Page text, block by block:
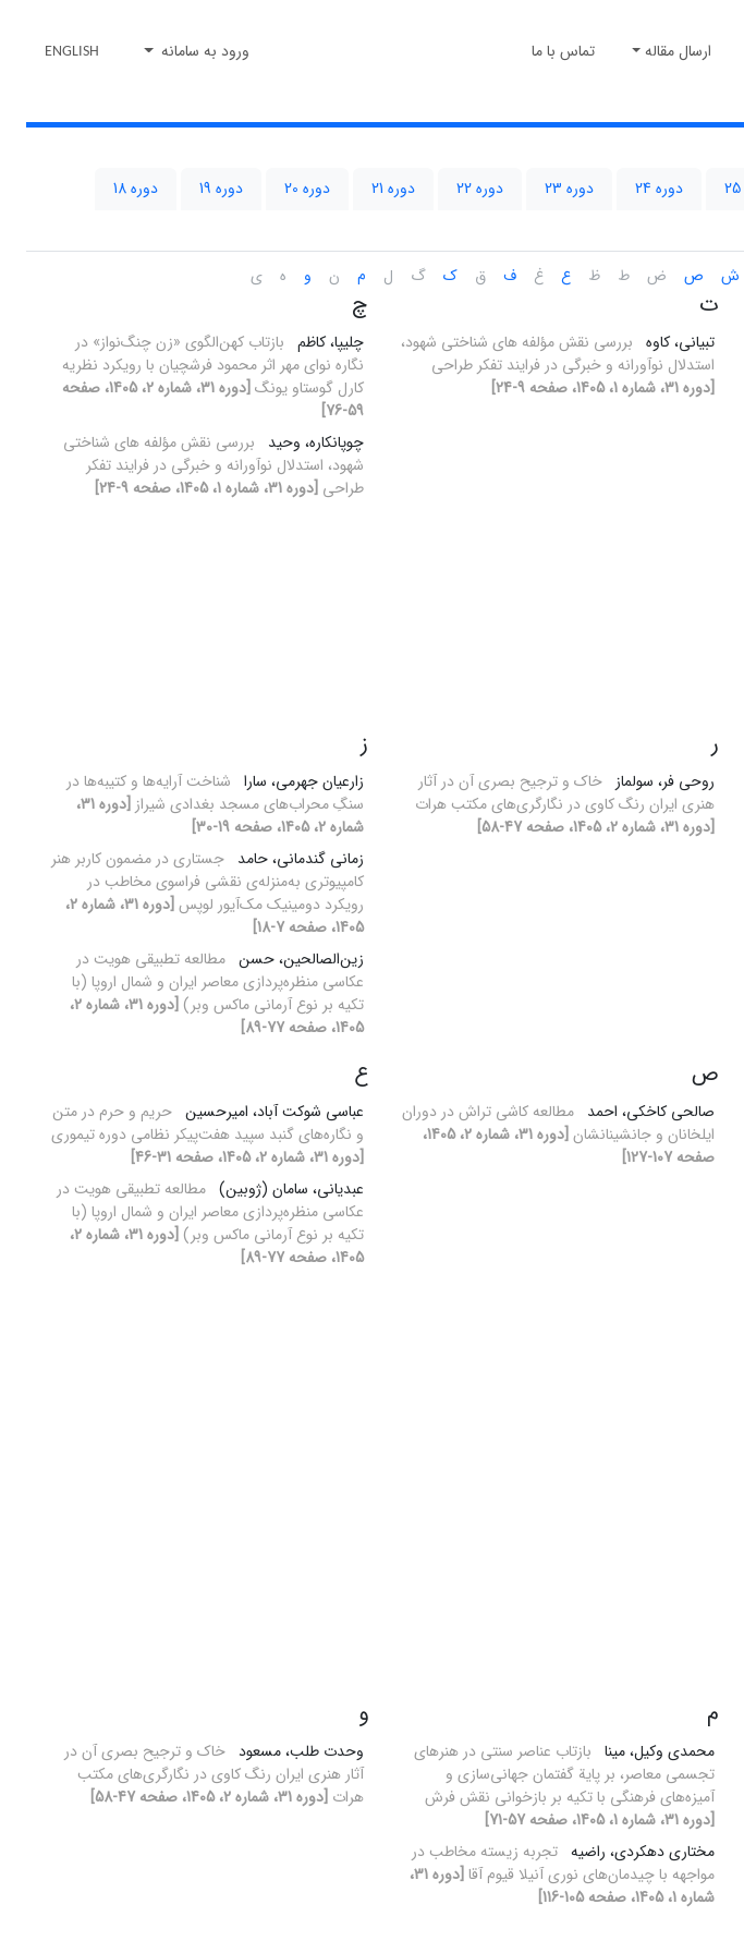
ارسال مقاله تماس با ما ورود به سامانه ENGLISH
دوره 24 دوره 23 دوره 22 دوره 21 دوره 20 دوره 19
دوره 18
ش ص ض ط ظ ع غ ف ق ک گ ل م ن و ه ی
ت
تبیانی، کاوه بررسی نقش مؤلفه های شناختی شهود،
استدلال نوآورانه و خبرگی در فرایند تفکر طراحی
[دوره 31، شماره 1، 1405، صفحه 9-24]
چ
چلیپا، کاظم بازتاب کهن‌الگوی «زن چنگ‌نواز» در
نگاره نوای مهر اثر محمود فرشچیان با رویکرد نظریه
کارل گوستاو یونگ
[دوره 31، شماره 2، 1405، صفحه
59-76]
چوپانکاره، وحید
بررسی نقش مؤلفه های شناختی
شهود، استدلال نوآورانه و خبرگی در فرایند تفکر
طراحی [دوره 31، شماره 1، 1405، صفحه 9-24]
ر
روحی فر، سولماز خاک و ترجیح بصری آن در آثار
هنری ایران رنگ کاوی در نگارگری‌های مکتب هرات
[دوره 31، شماره 2، 1405، صفحه 47-58]
ز
زارعیان جهرمی، سارا شناخت آرایه‌ها و کتیبه‌ها در
سنگِ محراب‌های مسجد بغدادی شیراز
[دوره 31،
شماره 2، 1405، صفحه 19-30]
زمانی گندمانی، حامد جستاری در مضمون کاربر هنر
کامپیوتری به‌منزله‌ی نقشی فراسوی مخاطب در
رویکرد دومینیک مک‌آیور لوپس
[دوره 31، شماره 2،
1405، صفحه 7-18]
زین‌الصالحین، حسن مطالعه تطبیقی هویت در
عکاسی منظره‌‌پردازی معاصر ایران و شمال اروپا (با
تکیه بر نوع آرمانی ماکس وبر)
[دوره 31، شماره 2،
1405، صفحه 77-89]
ص
صالحی کاخکی، احمد مطالعه کاشی تراش در دوران
ایلخانان و جانشینانشان
[دوره 31، شماره 2، 1405،
صفحه 107-127]
ع
عباسی شوکت آباد، امیرحسین حریم و حرم در متن
و نگاره‌های گنبد سپید هفت‌پیکر نظامی دوره تیموری
[دوره 31، شماره 2، 1405، صفحه 31-46]
عبدیانی، سامان (ژوبین) مطالعه تطبیقی هویت در
عکاسی منظره‌‌پردازی معاصر ایران و شمال اروپا (با
تکیه بر نوع آرمانی ماکس وبر)
[دوره 31، شماره 2،
1405، صفحه 77-89]
م
محمدی وکیل، مینا بازتاب عناصر سنتی در هنرهای
تجسمی معاصر، بر پایة گفتمان جهانی‌سازی و
آمیزه‌های فرهنگی با تکیه بر بازخوانی نقش فرش
[دوره 31، شماره 1، 1405، صفحه 57-71]
مختاری دهکردی، راضیه تجربه زیسته مخاطب در
مواجهه با چیدمان‌های نوری آنیلا قیوم آقا
[دوره 31،
شماره 1، 1405، صفحه 105-116]
و
وحدت طلب، مسعود خاک و ترجیح بصری آن در
آثار هنری ایران رنگ کاوی در نگارگری‌های مکتب
هرات [دوره 31، شماره 2، 1405، صفحه 47-58]